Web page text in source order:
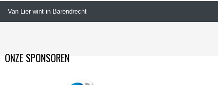
Van Lier wint in Barendrecht
ONZE SPONSOREN